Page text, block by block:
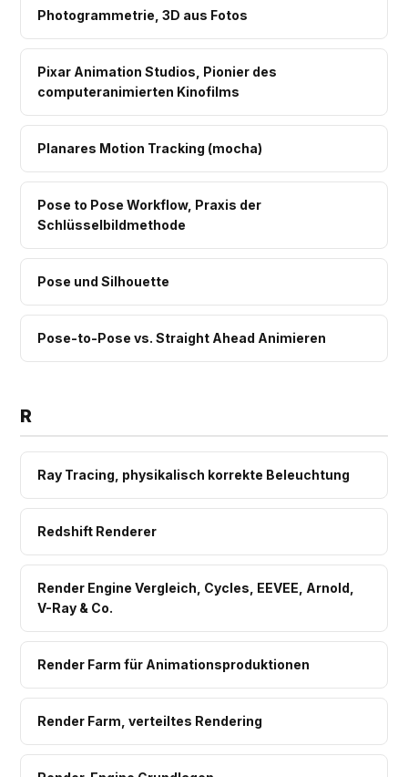
Photogrammetrie, 3D aus Fotos
Pixar Animation Studios, Pionier des
computeranimierten Kinofilms
Planares Motion Tracking (mocha)
Pose to Pose Workflow, Praxis der
Schlüsselbildmethode
Pose und Silhouette
Pose-to-Pose vs. Straight Ahead Animieren
R
Ray Tracing, physikalisch korrekte Beleuchtung
Redshift Renderer
Render Engine Vergleich, Cycles, EEVEE, Arnold,
V-Ray & Co.
Render Farm für Animationsproduktionen
Render Farm, verteiltes Rendering